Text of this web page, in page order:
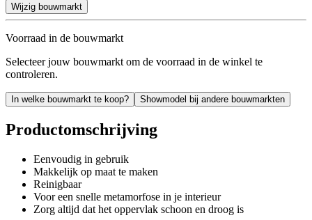
Wijzig bouwmarkt
Voorraad in de bouwmarkt
Selecteer jouw bouwmarkt om de voorraad in de winkel te
controleren.
In welke bouwmarkt te koop? Showmodel bij andere bouwmarkten
Productomschrijving
Eenvoudig in gebruik
Makkelijk op maat te maken
Reinigbaar
Voor een snelle metamorfose in je interieur
Zorg altijd dat het oppervlak schoon en droog is